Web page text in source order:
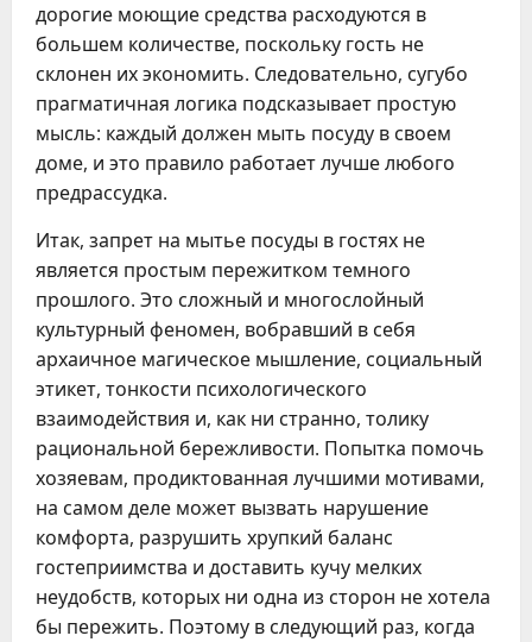
дорогие моющие средства расходуются в
большем количестве, поскольку гость не
склонен их экономить. Следовательно, сугубо
прагматичная логика подсказывает простую
мысль: каждый должен мыть посуду в своем
доме, и это правило работает лучше любого
предрассудка.
Итак, запрет на мытье посуды в гостях не
является простым пережитком темного
прошлого. Это сложный и многослойный
культурный феномен, вобравший в себя
архаичное магическое мышление, социальный
этикет, тонкости психологического
взаимодействия и, как ни странно, толику
рациональной бережливости. Попытка помочь
хозяевам, продиктованная лучшими мотивами,
на самом деле может вызвать нарушение
комфорта, разрушить хрупкий баланс
гостеприимства и доставить кучу мелких
неудобств, которых ни одна из сторон не хотела
бы пережить. Поэтому в следующий раз, когда